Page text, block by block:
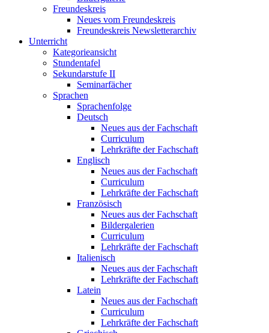
Freundeskreis
Neues vom Freundeskreis
Freundeskreis Newsletterarchiv
Unterricht
Kategorieansicht
Stundentafel
Sekundarstufe II
Seminarfächer
Sprachen
Sprachenfolge
Deutsch
Neues aus der Fachschaft
Curriculum
Lehrkräfte der Fachschaft
Englisch
Neues aus der Fachschaft
Curriculum
Lehrkräfte der Fachschaft
Französisch
Neues aus der Fachschaft
Bildergalerien
Curriculum
Lehrkräfte der Fachschaft
Italienisch
Neues aus der Fachschaft
Lehrkräfte der Fachschaft
Latein
Neues aus der Fachschaft
Curriculum
Lehrkräfte der Fachschaft